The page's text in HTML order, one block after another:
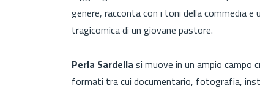
genere, racconta con i toni della commedia
tragicomica di un giovane pastore.
Perla Sardella si muove in un ampio campo
formati tra cui documentario, fotografia,